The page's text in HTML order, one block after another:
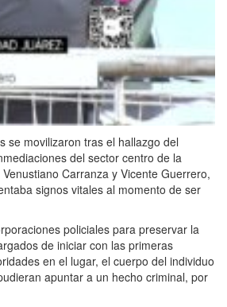
se movilizaron tras el hallazgo del
del sector centro de la
Carranza y Vicente Guerrero,
signos vitales al momento de ser
policiales para preservar la
de iniciar con las primeras
en el lugar, el cuerpo del individuo
apuntar a un hecho criminal, por